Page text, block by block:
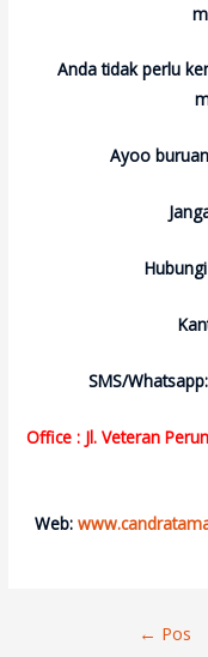
Anda tidak perlu
Ayoo
SMS/Whatsapp:
Office : Jl. Veteran
Web:
Navigasi
← Pos